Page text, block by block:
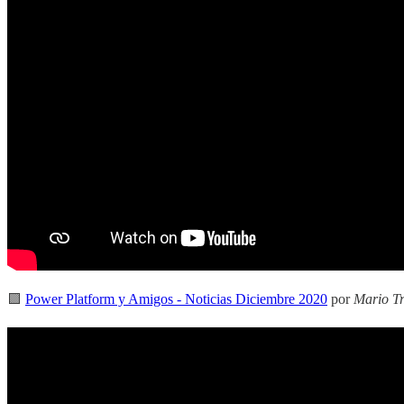
🟪 Power Platform y Amigos - Noticias Diciembre 2020 por Mario